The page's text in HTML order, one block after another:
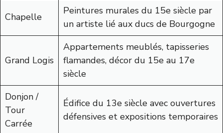
Chapelle
Peintures murales du 15e siècle par
un artiste lié aux ducs de Bourgogne
Grand Logis
Appartements meublés, tapisseries
flamandes, décor du 15e au 17e
siècle
Donjon /
Tour
Carrée
Édifice du 13e siècle avec ouvertures
défensives et expositions temporaires